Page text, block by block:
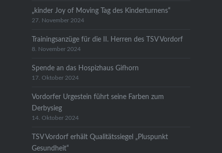
„kinder Joy of Moving Tag des Kinderturnens“
27. November 2024
Trainingsanzüge für die II. Herren des TSV Vordorf
8. November 2024
Spende an das Hospizhaus Gifhorn
17. Oktober 2024
Vordorfer Urgestein führt seine Farben zum
Derbysieg
14. Oktober 2024
TSV Vordorf erhält Qualitätssiegel „Pluspunkt
Gesundheit“